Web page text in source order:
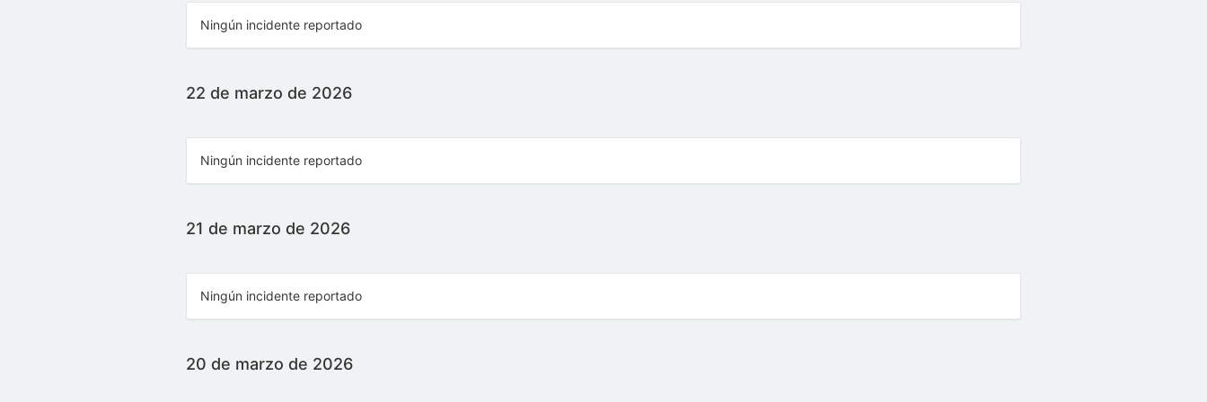
Ningún incidente reportado
22 de marzo de 2026
Ningún incidente reportado
21 de marzo de 2026
Ningún incidente reportado
20 de marzo de 2026